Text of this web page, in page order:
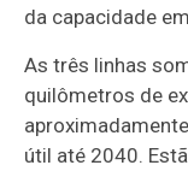
da capacidade
As três linhas
quilômetros de
útil até 2040.